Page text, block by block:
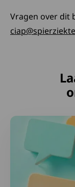
Vragen over dit
Lees meer over